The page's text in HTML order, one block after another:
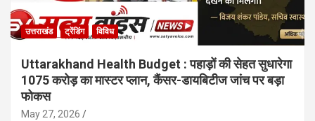
उत्तराखंड ट्रेंडिंग विविध
Uttarakhand Health Budget : पहाड़ों की सेहत सुधारेगा
1075 करोड़ का मास्टर प्लान, कैंसर-डायबिटीज जांच पर बड़ा
फोकस
May 27, 2026